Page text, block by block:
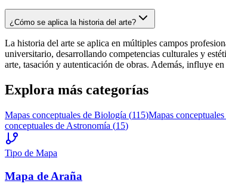
¿Cómo se aplica la historia del arte?
La historia del arte se aplica en múltiples campos
universitario, desarrollando competencias culturales y
arte, tasación y autenticación de obras. Además, influye
Explora más categorías
Mapas conceptuales de Biología (115)Mapas conceptuales
conceptuales de Astronomía (15)
Tipo de Mapa
Mapa de Araña